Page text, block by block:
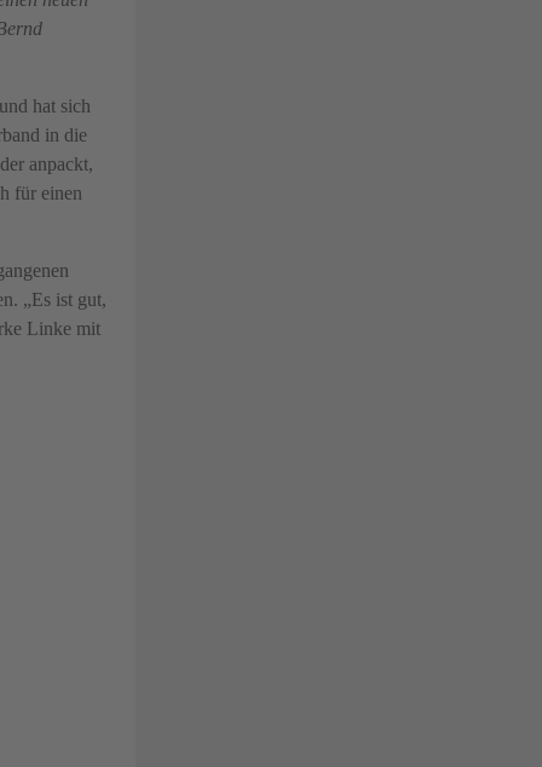
hat sich
in die
anpackt,
für einen
„Es ist gut,
Linke mit